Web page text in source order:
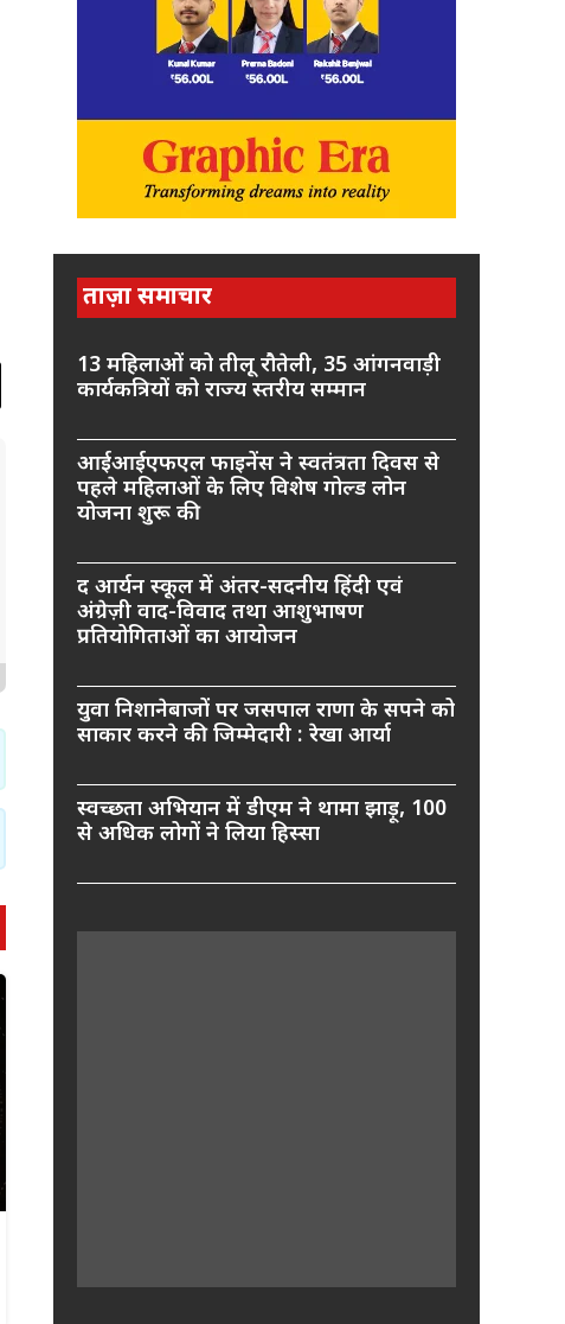
ताज़ा समाचार
13 महिलाओं को तीलू रौतेली, 35 आंगनवाड़ी
कार्यकत्रियों को राज्य स्तरीय सम्मान
आईआईएफएल फाइनेंस ने स्वतंत्रता दिवस से
पहले महिलाओं के लिए विशेष गोल्ड लोन
योजना शुरू की
द आर्यन स्कूल में अंतर-सदनीय हिंदी एवं
अंग्रेज़ी वाद-विवाद तथा आशुभाषण
प्रतियोगिताओं का आयोजन
युवा निशानेबाजों पर जसपाल राणा के सपने को
साकार करने की जिम्मेदारी : रेखा आर्या
स्वच्छता अभियान में डीएम ने थामा झाड़ू, 100
से अधिक लोगों ने लिया हिस्सा